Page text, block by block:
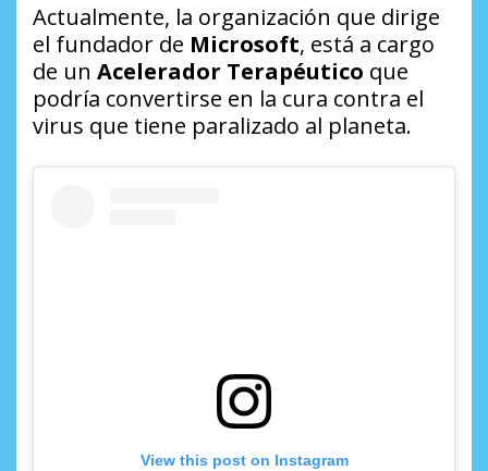
Actualmente, la organización que dirige
el fundador de Microsoft, está a cargo
de un Acelerador Terapéutico que
podría convertirse en la cura contra el
virus que tiene paralizado al planeta.
View this post on Instagram